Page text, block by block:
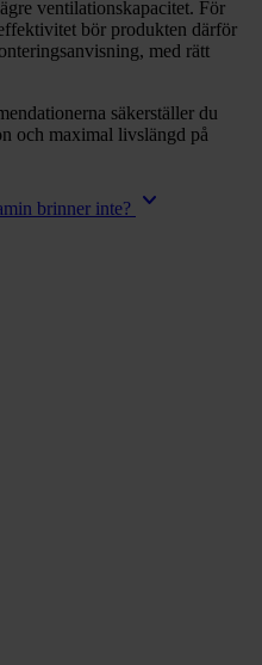
ventilationskapacitet. För
bör produkten därför
med rätt
säkerställer du
och maximal livslängd på
brinner inte? keyboard_arrow_down